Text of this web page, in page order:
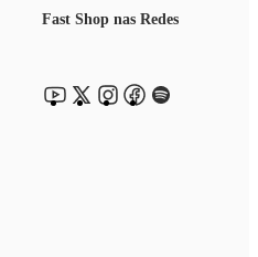
Fast Shop nas Redes